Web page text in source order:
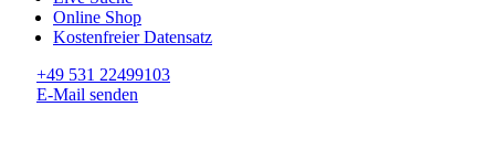
Online Shop
Kostenfreier Datensatz
+49 531 22499103
E-Mail senden